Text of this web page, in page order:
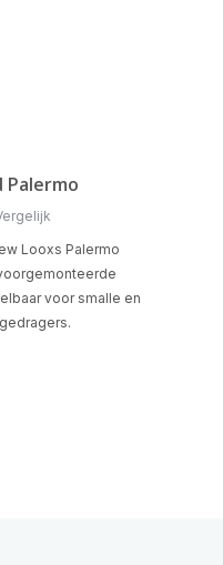
Palermo
Looxs Palermo
voor smalle en